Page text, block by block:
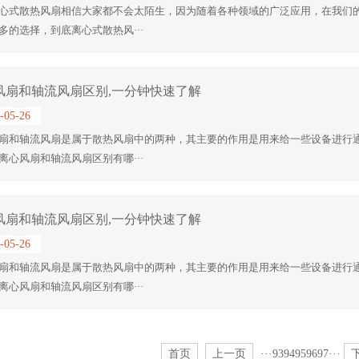
式散热风扇相信大家都不会太陌生，因为随着各种领域的广泛应用，在我
的选择，到底离心式散热风···
扇和轴流风扇区别,一分钟快速了解
05-26
和轴流风扇是属于散热风扇中的两种，其主要的作用是用来给一些设备进
心风扇和轴流风扇区别有哪···
扇和轴流风扇区别,一分钟快速了解
05-26
和轴流风扇是属于散热风扇中的两种，其主要的作用是用来给一些设备进
心风扇和轴流风扇区别有哪···
首页 上一页 ···9394959697···